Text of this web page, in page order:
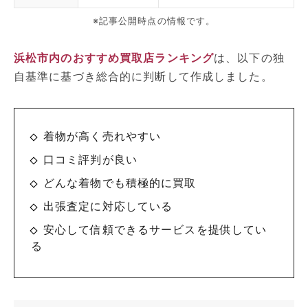
※記事公開時点の情報です。
浜松市内のおすすめ買取店ランキングは、以下の独
自基準に基づき総合的に判断して作成しました。
着物が高く売れやすい
口コミ評判が良い
どんな着物でも積極的に買取
出張査定に対応している
安心して信頼できるサービスを提供してい
る